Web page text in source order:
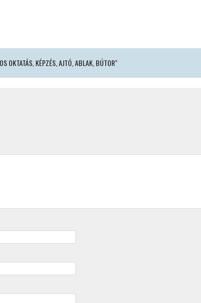
OKTATÁS, KÉPZÉS, AJTÓ, ABLAK, BÚTOR"